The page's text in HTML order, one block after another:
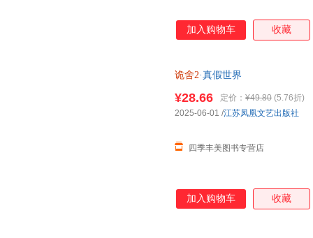
加入购物车 收藏
诡舍2·真假世界
¥28.66 定价： ¥49.80 (5.76折)
四季丰美图书专营店
2025-06-01 /江苏凤凰文艺出版社
加入购物车 收藏